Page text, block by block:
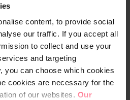
content, to provide social
our traffic. If you accept all
to collect and use your
and targeting
you can choose which cookies
cookies are necessary for the
of our websites. Our
viikoittain Digian,
omassa
Koeajan päätteeksi
mietteitä Digialla
oppimaan!